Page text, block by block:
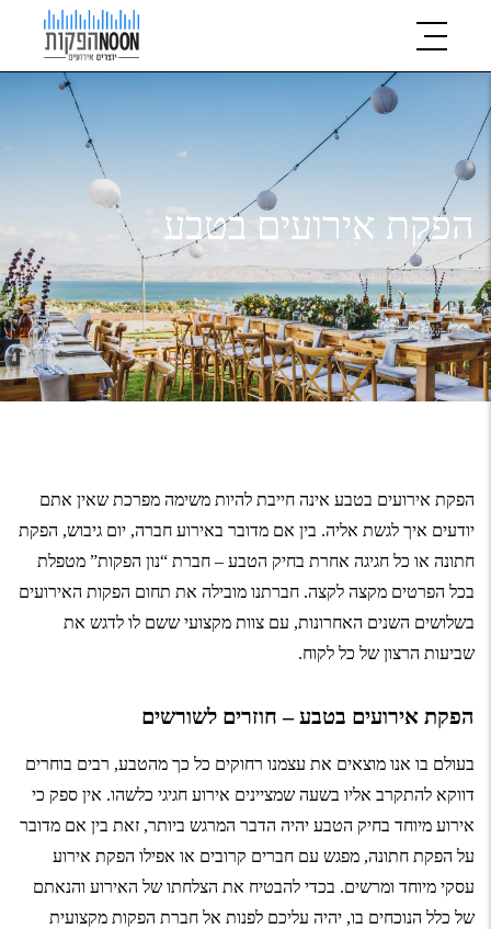
הפקת אירועים בטבע
הפקת אירועים בטבע אינה חייבת להיות משימה מפרכת שאין אתם
יודעים איך לגשת אליה. בין אם מדובר באירוע חברה, יום גיבוש, הפקת
חתונה או כל חגיגה אחרת בחיק הטבע – חברת “נון הפקות” מטפלת
בכל הפרטים מקצה לקצה. חברתנו מובילה את תחום הפקות האירועים
בשלושים השנים האחרונות, עם צוות מקצועי ששם לו לדגש את
שביעות הרצון של כל לקוח.
הפקת אירועים בטבע – חוזרים לשורשים
בעולם בו אנו מוצאים את עצמנו רחוקים כל כך מהטבע, רבים בוחרים
דווקא להתקרב אליו בשעה שמציינים אירוע חגיגי כלשהו. אין ספק כי
אירוע מיוחד בחיק הטבע יהיה הדבר המרגש ביותר, זאת בין אם מדובר
על הפקת חתונה, מפגש עם חברים קרובים או אפילו הפקת אירוע
עסקי מיוחד ומרשים. בכדי להבטיח את הצלחתו של האירוע והנאתם
של כלל הנוכחים בו, יהיה עליכם לפנות אל חברת הפקות מקצועית